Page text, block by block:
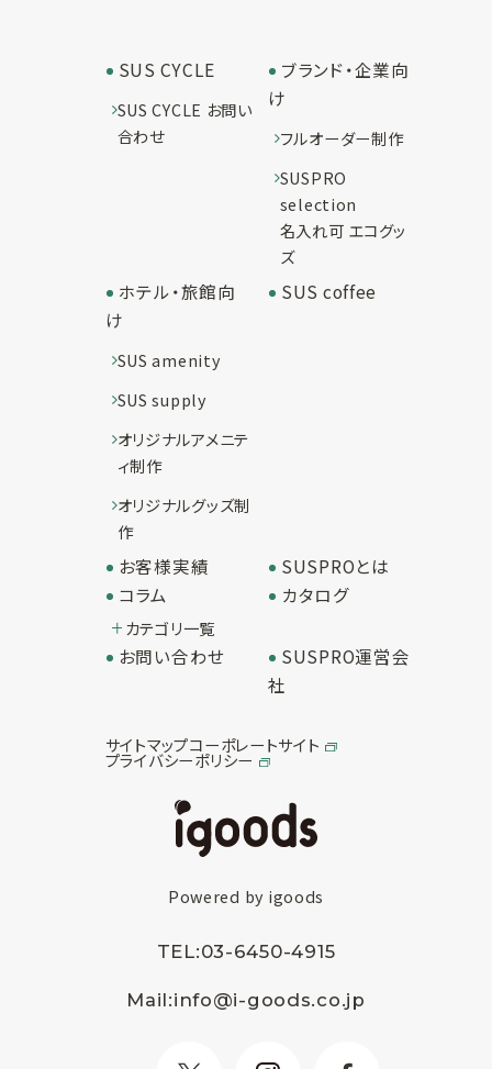
Powered by igoods
TEL:03-6450-4915
Mail:info@i-goods.co.jp
SUS CYCLE
SUS CYCLE お問い
合わせ
ブランド・企業向
け
フルオーダー制作
SUSPRO
selection
名入れ可 エコグッ
ズ
ホテル・旅館向
け
SUS amenity
SUS supply
オリジナルアメニテ
ィ制作
オリジナルグッズ制
作
SUS coffee
お客様実績
SUSPROとは
コラム
カテゴリ一覧
カタログ
お問い合わせ
SUSPRO運営会
社
サイトマップコーポレートサイト
プライバシーポリシー